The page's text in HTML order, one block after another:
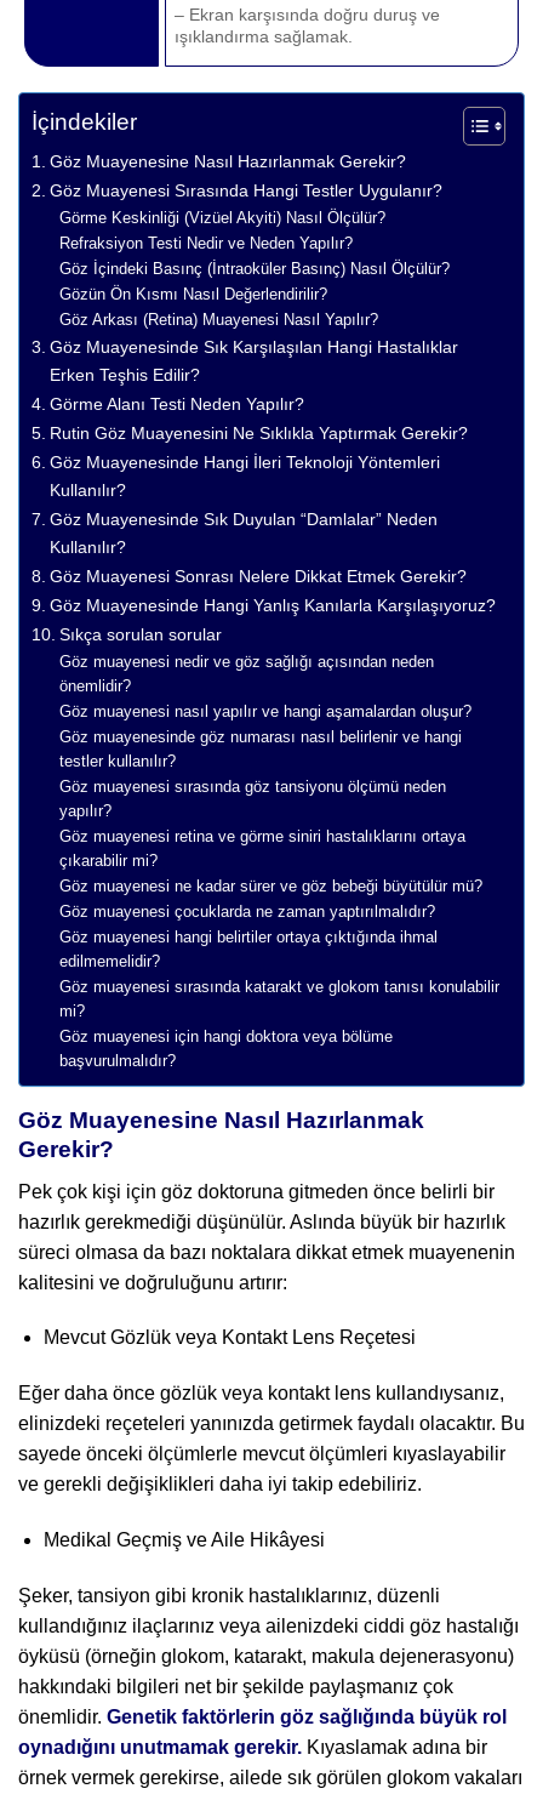
– Ekran karşısında doğru duruş ve
ışıklandırma sağlamak.
İçindekiler
Göz Muayenesine Nasıl Hazırlanmak Gerekir?
Göz Muayenesi Sırasında Hangi Testler Uygulanır?
Görme Keskinliği (Vizüel Akyiti) Nasıl Ölçülür?
Refraksiyon Testi Nedir ve Neden Yapılır?
Göz İçindeki Basınç (İntraoküler Basınç) Nasıl Ölçülür?
Gözün Ön Kısmı Nasıl Değerlendirilir?
Göz Arkası (Retina) Muayenesi Nasıl Yapılır?
Göz Muayenesinde Sık Karşılaşılan Hangi Hastalıklar
Erken Teşhis Edilir?
Görme Alanı Testi Neden Yapılır?
Rutin Göz Muayenesini Ne Sıklıkla Yaptırmak Gerekir?
Göz Muayenesinde Hangi İleri Teknoloji Yöntemleri
Kullanılır?
Göz Muayenesinde Sık Duyulan “Damlalar” Neden
Kullanılır?
Göz Muayenesi Sonrası Nelere Dikkat Etmek Gerekir?
Göz Muayenesinde Hangi Yanlış Kanılarla Karşılaşıyoruz?
Sıkça sorulan sorular
Göz muayenesi nedir ve göz sağlığı açısından neden
önemlidir?
Göz muayenesi nasıl yapılır ve hangi aşamalardan oluşur?
Göz muayenesinde göz numarası nasıl belirlenir ve hangi
testler kullanılır?
Göz muayenesi sırasında göz tansiyonu ölçümü neden
yapılır?
Göz muayenesi retina ve görme siniri hastalıklarını ortaya
çıkarabilir mi?
Göz muayenesi ne kadar sürer ve göz bebeği büyütülür mü?
Göz muayenesi çocuklarda ne zaman yaptırılmalıdır?
Göz muayenesi hangi belirtiler ortaya çıktığında ihmal
edilmemelidir?
Göz muayenesi sırasında katarakt ve glokom tanısı konulabilir
mi?
Göz muayenesi için hangi doktora veya bölüme
başvurulmalıdır?
Göz Muayenesine Nasıl Hazırlanmak
Gerekir?
Pek çok kişi için göz doktoruna gitmeden önce belirli bir
hazırlık gerekmediği düşünülür. Aslında büyük bir hazırlık
süreci olmasa da bazı noktalara dikkat etmek muayenenin
kalitesini ve doğruluğunu artırır:
Mevcut Gözlük veya Kontakt Lens Reçetesi
Eğer daha önce gözlük veya kontakt lens kullandıysanız,
elinizdeki reçeteleri yanınızda getirmek faydalı olacaktır. Bu
sayede önceki ölçümlerle mevcut ölçümleri kıyaslayabilir
ve gerekli değişiklikleri daha iyi takip edebiliriz.
Medikal Geçmiş ve Aile Hikâyesi
Şeker, tansiyon gibi kronik hastalıklarınız, düzenli
kullandığınız ilaçlarınız veya ailenizdeki ciddi göz hastalığı
öyküsü (örneğin glokom, katarakt, makula dejenerasyonu)
hakkındaki bilgileri net bir şekilde paylaşmanız çok
önemlidir. Genetik faktörlerin göz sağlığında büyük rol
oynadığını unutmamak gerekir. Kıyaslamak adına bir
örnek vermek gerekirse, ailede sık görülen glokom vakaları